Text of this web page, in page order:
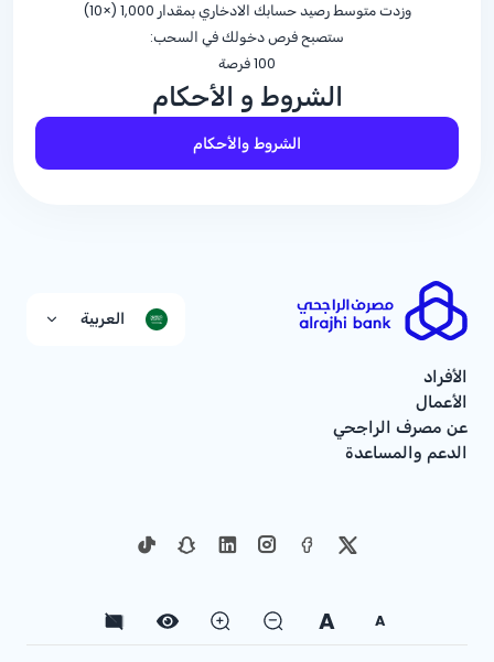
وزدت متوسط رصيد حسابك الادخاري بمقدار 1,000 (×10)
ستصبح فرص دخولك في السحب:
100 فرصة
الشروط و الأحكام
الشروط والأحكام
العربية
الأفراد
الأعمال
عن مصرف الراجحي
الدعم والمساعدة
A
A